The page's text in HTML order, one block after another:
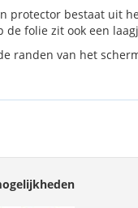
protector bestaat uit
folie zit ook een
randen van het